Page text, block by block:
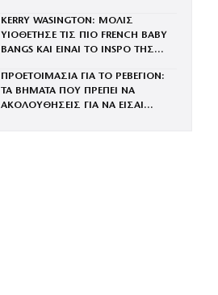
KERRY WASINGTON: ΜΟΛΙΣ
ΥΙΟΘΕΤΗΣΕ ΤΙΣ ΠΙΟ FRENCH BABY
BANGS ΚΑΙ ΕΙΝΑΙ ΤΟ INSPO ΤΗΣ
ΠΡΟΕΤΟΙΜΑΣΙΑ ΓΙΑ ΤΟ ΡΕΒΕΓΙΟΝ:
ΤΑ ΒΗΜΑΤΑ ΠΟΥ ΠΡΕΠΕΙ ΝΑ
ΑΚΟΛΟΥΘΗΣΕΙΣ ΓΙΑ ΝΑ ΕΙΣΑΙ